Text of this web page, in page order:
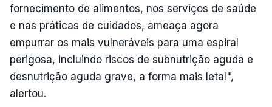
fornecimento de alimentos, nos serviços de saúde
e nas práticas de cuidados, ameaça agora
empurrar os mais vulneráveis para uma espiral
perigosa, incluindo riscos de subnutrição aguda e
desnutrição aguda grave, a forma mais letal",
alertou.